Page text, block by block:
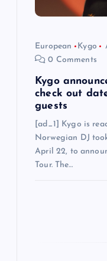
European Kygo
0 Comments
Kygo
check out
guests
[ad_1] Kygo is
Norwegian DJ
April 22, to
Tour. The…